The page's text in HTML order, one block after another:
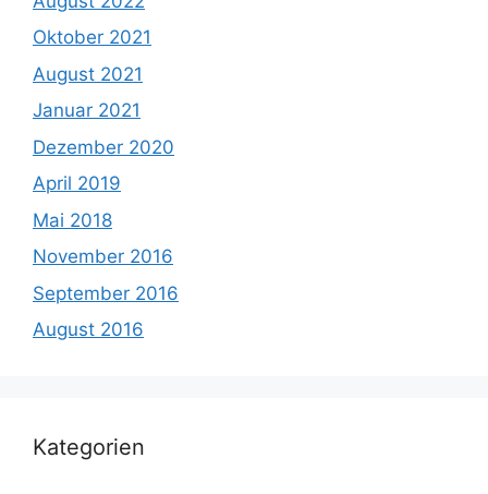
Oktober 2021
August 2021
Januar 2021
Dezember 2020
April 2019
Mai 2018
November 2016
September 2016
August 2016
Kategorien